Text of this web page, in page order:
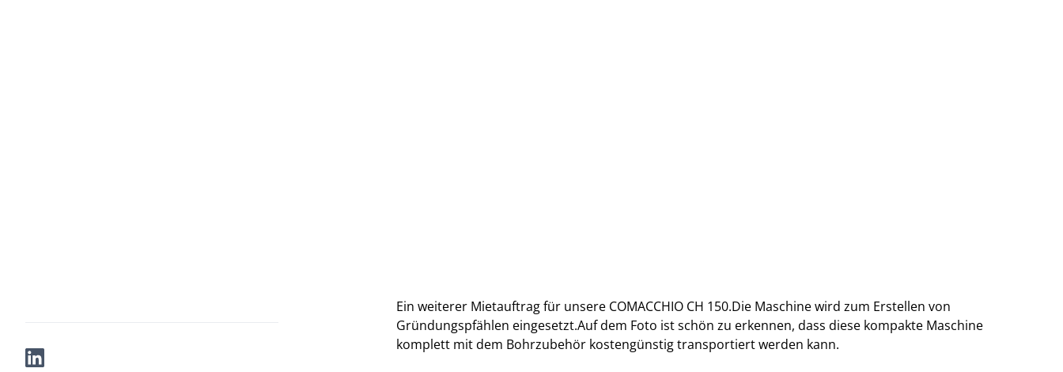
Ein weiterer Mietauftrag für unsere COMACCHIO CH 150.Die Maschine wird zum Erstellen von
Gründungspfählen eingesetzt.Auf dem Foto ist schön zu erkennen, dass diese kompakte Maschine
komplett mit dem Bohrzubehör kostengünstig transportiert werden kann.